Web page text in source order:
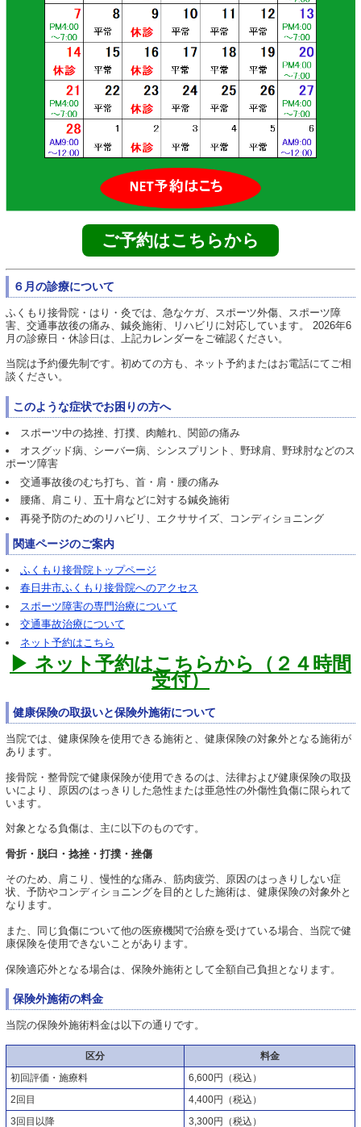
ご予約はこちらから
６月の診療について
ふくもり接骨院・はり・灸では、急なケガ、スポーツ外傷、スポーツ障
害、交通事故後の痛み、鍼灸施術、リハビリに対応しています。 2026年6
月の診療日・休診日は、上記カレンダーをご確認ください。
当院は予約優先制です。初めての方も、ネット予約またはお電話にてご相
談ください。
このような症状でお困りの方へ
スポーツ中の捻挫、打撲、肉離れ、関節の痛み
オスグッド病、シーバー病、シンスプリント、野球肩、野球肘などのス
ポーツ障害
交通事故後のむち打ち、首・肩・腰の痛み
腰痛、肩こり、五十肩などに対する鍼灸施術
再発予防のためのリハビリ、エクササイズ、コンディショニング
関連ページのご案内
ふくもり接骨院トップページ
春日井市ふくもり接骨院へのアクセス
スポーツ障害の専門治療について
交通事故治療について
ネット予約はこちら
▶ ネット予約はこちらから（２４時間
受付）
健康保険の取扱いと保険外施術について
当院では、健康保険を使用できる施術と、健康保険の対象外となる施術が
あります。
接骨院・整骨院で健康保険が使用できるのは、法律および健康保険の取扱
いにより、原因のはっきりした急性または亜急性の外傷性負傷に限られて
います。
対象となる負傷は、主に以下のものです。
骨折・脱臼・捻挫・打撲・挫傷
そのため、肩こり、慢性的な痛み、筋肉疲労、原因のはっきりしない症
状、予防やコンディショニングを目的とした施術は、健康保険の対象外と
なります。
また、同じ負傷について他の医療機関で治療を受けている場合、当院で健
康保険を使用できないことがあります。
保険適応外となる場合は、保険外施術として全額自己負担となります。
保険外施術の料金
当院の保険外施術料金は以下の通りです。
区分 料金
初回評価・施療料 6,600円（税込）
2回目 4,400円（税込）
3回目以降 3,300円（税込）